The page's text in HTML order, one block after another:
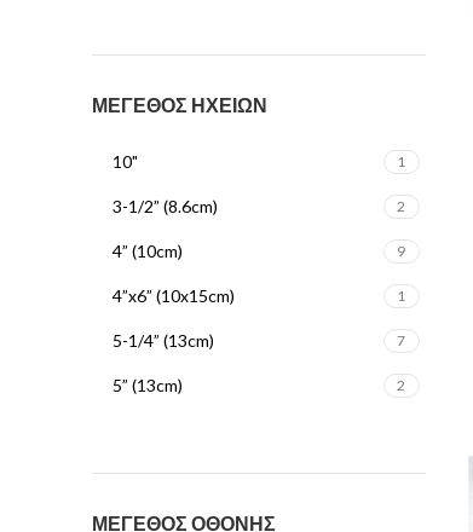
ΜΕΓΕΘΟΣ ΗΧΕΙΩΝ
10" 1
3-1/2” (8.6cm) 2
4” (10cm) 9
4”x6” (10x15cm) 1
5-1/4” (13cm) 7
5” (13cm) 2
6.7” (17cm) 4
6” (16cm)
ΜΕΓΕΘΟΣ ΟΘΟΝΗΣ